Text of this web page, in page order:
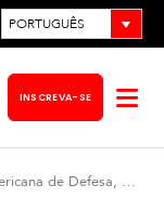
PORTUGUÊS
INSCREVA-SE
Luiz de Oliveira Pinto, da Força Aérea Brasileira, diretor-geral da Secretaria da Junta Interamericana de Defesa (JID)